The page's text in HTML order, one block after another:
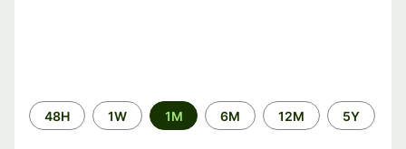
Time
period
48H 1W 1M 6M 12M 5Y